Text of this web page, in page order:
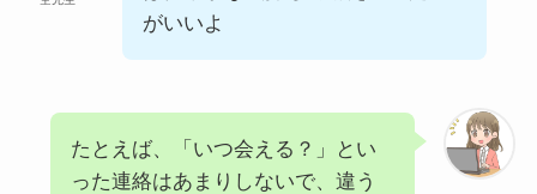
がいいよ
たとえば、「いつ会える？」とい
った連絡はあまりしないで、違う